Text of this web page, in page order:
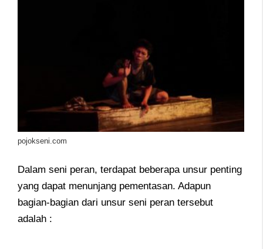
pojokseni.com
Dalam seni peran, terdapat beberapa unsur penting
yang dapat menunjang pementasan. Adapun
bagian-bagian dari unsur seni peran tersebut
adalah :